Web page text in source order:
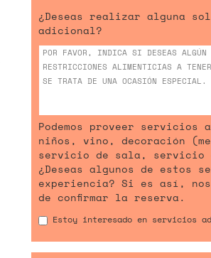
¿Deseas realizar alguna
adicional?
Podemos proveer servicios
niños, vino, decoración
servicio de sala, servicio
¿Deseas algunos de estos
experiencia? Si es así, nos
de confirmar la reserva.
Estoy interesado en servicios